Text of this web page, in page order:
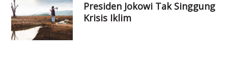
Presiden Jokowi Tak Singgung
Krisis Iklim